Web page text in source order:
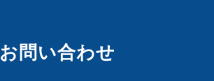
お問い合わせ